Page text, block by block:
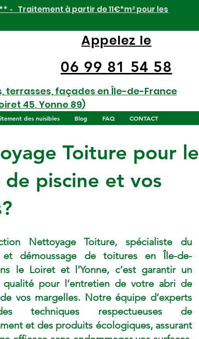
- Traitement à partir de 11€*m² pour les
Appelez le
06 99 81 54 58
terrasses, façades en Île-de-France
45, Yonne 89)
des nuisibles Blog FAQ CONTACT
Toiture pour le
piscine et vos
Nettoyage Toiture, spécialiste du
et démoussage de toitures en Île-de-
le Loiret et l'Yonne, c’est garantir un
qualité pour l’entretien de votre abri de
vos margelles. Notre équipe d’experts
techniques respectueuses de
et des produits écologiques, assurant